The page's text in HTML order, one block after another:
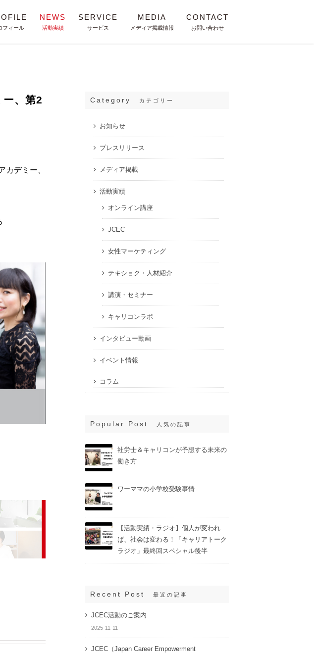
フィール
NEWS
活動実績
SERVICE
サービス
MEDIA
メディア掲載情報
CONTACT
お問い合わせ
、第2
カデミー、
Category カテゴリー
お知らせ
プレスリリース
メディア掲載
活動実績
オンライン講座
JCEC
女性マーケティング
テキショク・人材紹介
講演・セミナー
キャリコンラボ
インタビュー動画
イベント情報
コラム
Popular Post 人気の記事
社労士＆キャリコンが予想する未来の
働き方
ワーママの小学校受験事情
【活動実績・ラジオ】個人が変われ
ば、社会は変わる！「キャリアトーク
ラジオ」最終回スペシャル後半
Recent Post 最近の記事
JCEC活動のご案内
2025-11-11
JCEC（Japan Career Empowerment